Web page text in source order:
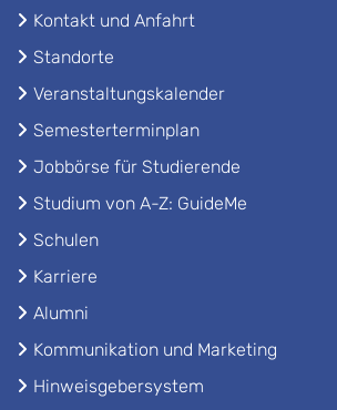
Kontakt und Anfahrt
Standorte
Veranstaltungskalender
Semesterterminplan
Jobbörse für Studierende
Studium von A-Z: GuideMe
Schulen
Karriere
Alumni
Kommunikation und Marketing
Hinweisgebersystem